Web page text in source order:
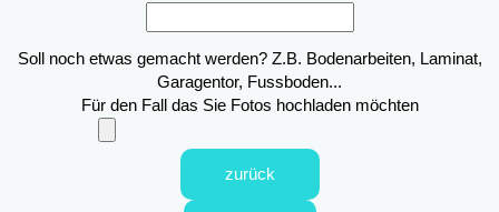
Soll noch etwas gemacht werden? Z.B. Bodenarbeiten, Laminat,
Garagentor, Fussboden...
Für den Fall das Sie Fotos hochladen möchten
zurück